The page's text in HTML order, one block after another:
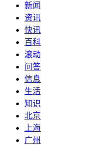
新闻
资讯
快讯
百科
滚动
问答
信息
生活
知识
北京
上海
广州